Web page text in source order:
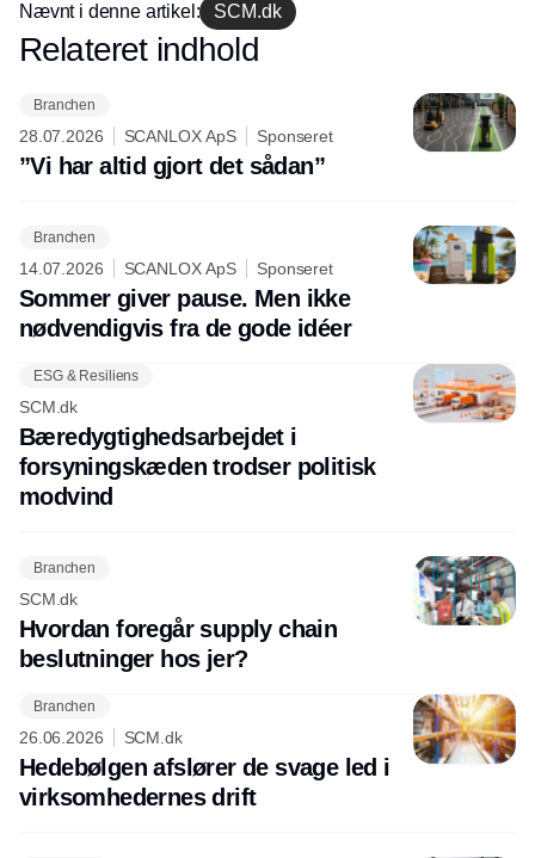
Nævnt i denne artikel: SCM.dk
Annonce
Relateret indhold
Branchen
28.07.2026 SCANLOX ApS Sponseret
”Vi har altid gjort det sådan”
Branchen
14.07.2026 SCANLOX ApS Sponseret
Sommer giver pause. Men ikke
nødvendigvis fra de gode idéer
ESG & Resiliens
SCM.dk
Bæredygtighedsarbejdet i
forsyningskæden trodser politisk
modvind
Branchen
SCM.dk
Hvordan foregår supply chain
beslutninger hos jer?
Branchen
26.06.2026 SCM.dk
Hedebølgen afslører de svage led i
virksomhedernes drift